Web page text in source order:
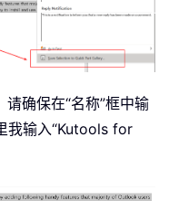
确保在“名称”框中输
我输入“Kutools for